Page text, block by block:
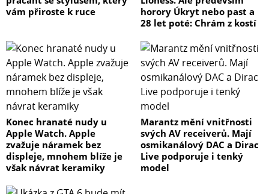
vám přiroste k ruce
horory Úkryt nebo past a
28 let poté: Chrám z kostí
Konec hranaté nudy u
Apple Watch. Apple
zvažuje náramek bez
displeje, mnohem blíže je
však návrat keramiky
Marantz mění vnitřnosti
svých AV receiverů. Mají
osmikanálový DAC a Dirac
Live podporuje i tenký
model